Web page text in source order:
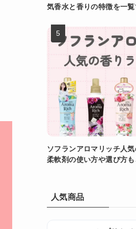
気香水と香りの特徴を一
ソフランアロマリッチ人気
柔軟剤の使い方や選び方
人気商品